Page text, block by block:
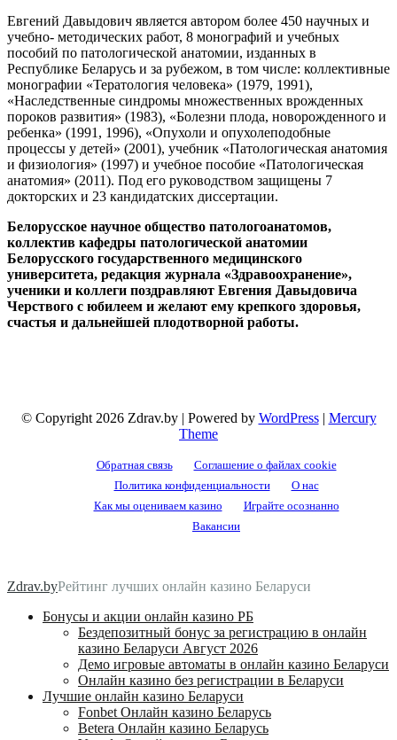
Евгений Давыдович является автором более 450 научных и
учебно- методических работ, 8 монографий и учебных
пособий по патологической анатомии, изданных в
Республике Беларусь и за рубежом, в том числе: коллективные
монографии «Тератология человека» (1979, 1991),
«Наследственные синдромы множественных врожденных
пороков развития» (1983), «Болезни плода, новорожденного и
ребенка» (1991, 1996), «Опухоли и опухолеподобные
процессы у детей» (2001), учебник «Патологическая анатомия
и физиология» (1997) и учебное пособие «Патологическая
анатомия» (2011). Под его руководством защищены 7
докторских и 23 кандидатских диссертации.
Белорусское научное общество патологоанатомов,
коллектив кафедры патологической анатомии
Белорусского государственного медицинского
университета, редакция журнала «Здравоохранение»,
ученики и коллеги поздравляют Евгения Давыдовича
Черствого с юбилеем и желают ему крепкого здоровья,
счастья и дальнейшей плодотворной работы.
© Copyright 2026 Zdrav.by | Powered by WordPress| Mercury
Theme
Обратная связь
Соглашение о файлах cookie
Политика конфиденциальности
О нас
Как мы оцениваем казино
Играйте осознанно
Вакансии
Zdrav.byРейтинг лучших онлайн казино Беларуси
Бонусы и акции онлайн казино РБ
Бездепозитный бонус за регистрацию в онлайн
казино Беларуси Август 2026
Демо игровые автоматы в онлайн казино Беларуси
Онлайн казино без регистрации в Беларуси
Лучшие онлайн казино Беларуси
Fonbet Онлайн казино Беларусь
Betera Онлайн казино Беларусь